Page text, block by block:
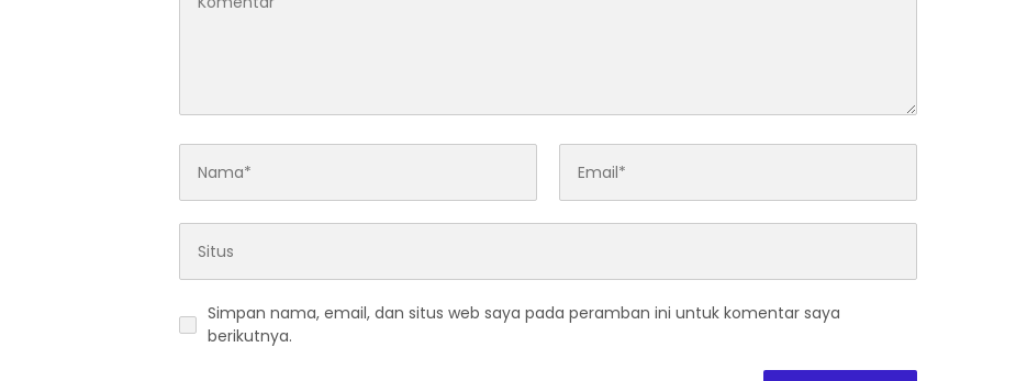
Simpan nama, email, dan situs web saya pada peramban ini untuk komentar saya
berikutnya.